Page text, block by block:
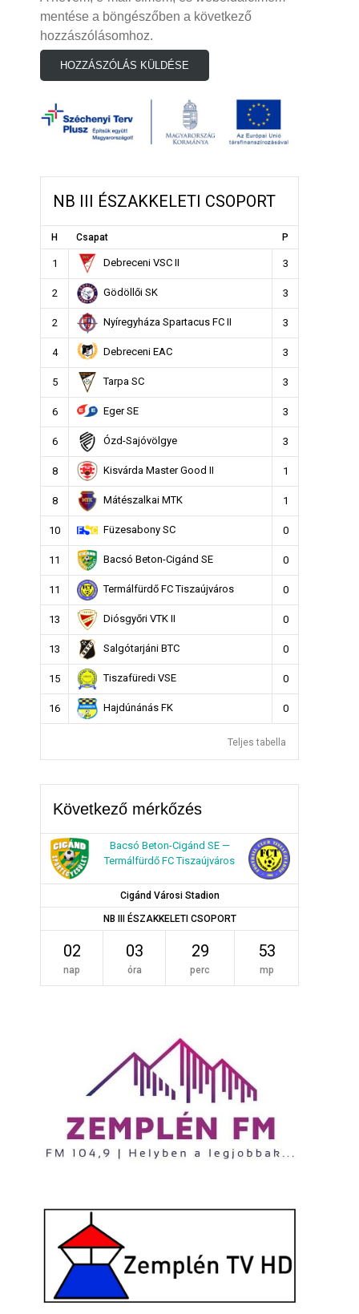
mentése a böngészőben a következő
hozzászólásomhoz.
NB III ÉSZAKKELETI CSOPORT
H Csapat P
1 Debreceni VSC II 3
2 Gödöllői SK 3
2 Nyíregyháza Spartacus FC II 3
4 Debreceni EAC 3
5 Tarpa SC 3
6 Eger SE 3
6 Ózd-Sajóvölgye 3
8 Kisvárda Master Good II 1
8 Mátészalkai MTK 1
10 Füzesabony SC 0
11 Bacsó Beton-Cigánd SE 0
11 Termálfürdő FC Tiszaújváros 0
13 Diósgyőri VTK II 0
13 Salgótarjáni BTC 0
15 Tiszafüredi VSE 0
16 Hajdúnánás FK 0
Teljes tabella
Következő mérkőzés
Bacsó Beton-Cigánd SE —
Termálfürdő FC Tiszaújváros
Cigánd Városi Stadion
NB III ÉSZAKKELETI CSOPORT
02
nap
03
óra
29
perc
52
mp